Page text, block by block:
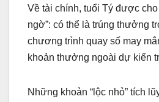
Về tài chính, tuổi Tý được cho
ngờ”: có thể là trúng thưởng
chương trình quay số may
khoản thưởng ngoài dự kiến
Những khoản “lộc nhỏ” tích